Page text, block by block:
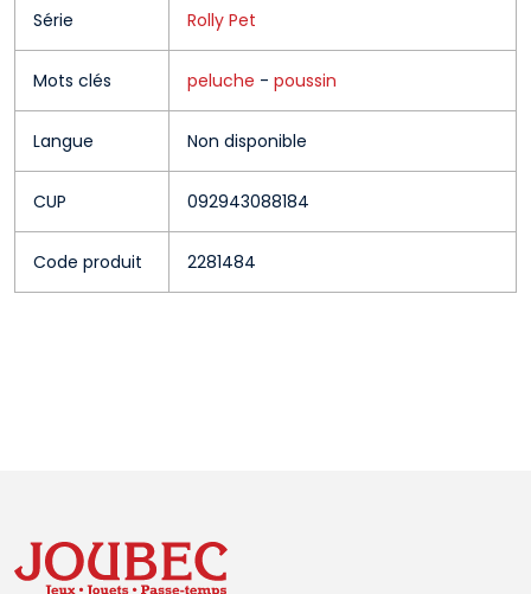
Série Rolly Pet
Mots clés peluche - poussin
Langue Non disponible
CUP 092943088184
Code produit 2281484